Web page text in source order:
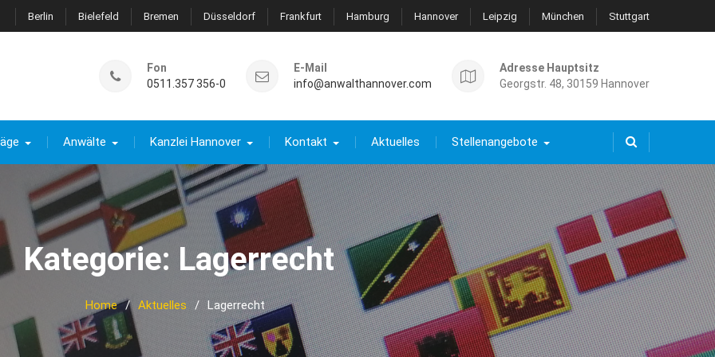
Berlin Bielefeld Bremen Düsseldorf Frankfurt Hamburg Hannover Leipzig München Stuttgart
Fon
0511.357 356-0
E-Mail
info@anwalthannover.com
Adresse Hauptsitz
Georgstr. 48, 30159 Hannover
Anwälte Kanzlei Hannover Kontakt Aktuelles Stellenangebote
Kategorie: Lagerrecht
Home Aktuelles Lagerrecht